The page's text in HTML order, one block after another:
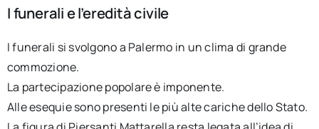
I funerali e l’eredità civile
I funerali si svolgono a Palermo in un clima di grande
commozione.
La partecipazione popolare è imponente.
Alle esequie sono presenti le più alte cariche dello Stato.